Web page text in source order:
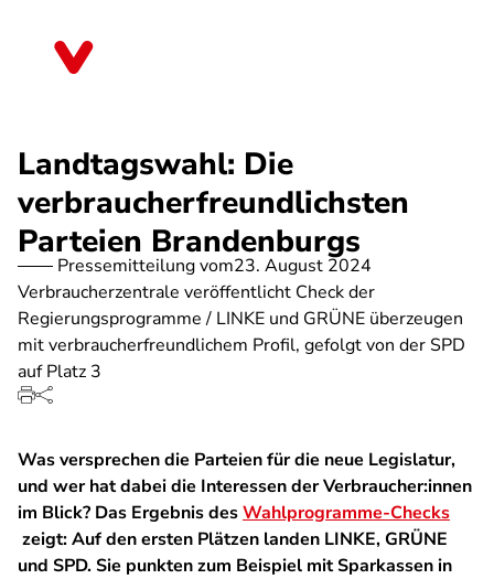
Landtagswahl: Die
verbraucherfreundlichsten
Parteien Brandenburgs
Pressemitteilung vom23. August 2024
Verbraucherzentrale veröffentlicht Check der
Regierungsprogramme / LINKE und GRÜNE überzeugen
mit verbraucherfreundlichem Profil, gefolgt von der SPD
auf Platz 3
Was versprechen die Parteien für die neue Legislatur,
und wer hat dabei die Interessen der Verbraucher:innen
im Blick? Das Ergebnis desWahlprogramme-Checks
zeigt: Auf den ersten Plätzen landen LINKE, GRÜNE
und SPD. Sie punkten zum Beispiel mit Sparkassen in